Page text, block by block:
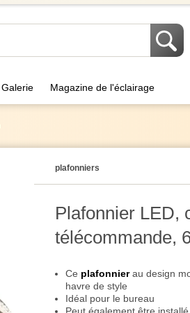
Galerie Magazine de l'éclairage
plafonniers
Plafonnier LED,
télécommande,
Ce plafonnierau design
havre de style
Idéal pour le bureau